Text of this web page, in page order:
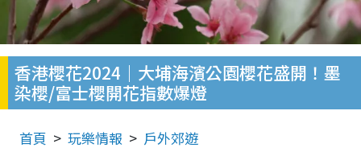
香港櫻花2024｜大埔海濱公園櫻花盛開！墨
染櫻/富士櫻開花指數爆燈
首頁 玩樂情報 戶外郊遊